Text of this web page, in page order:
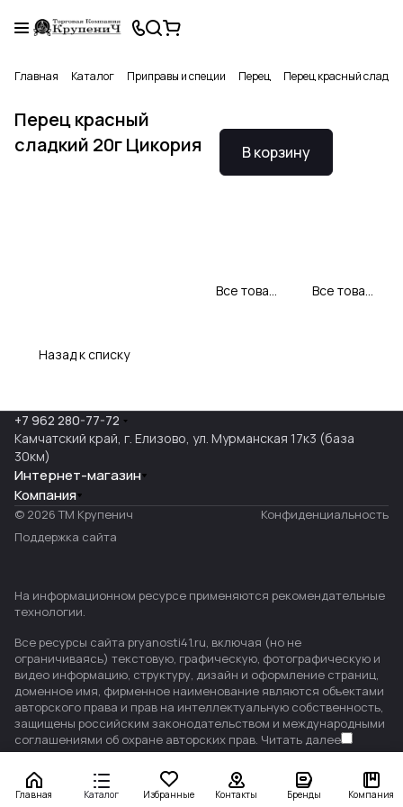
Главная Каталог Приправы и специи Перец Перец красный
Перец красный
сладкий 20г Цикория
В корзину
Все товары CYKORIA S.A. Все товары категории
Назад к списку
Главная Каталог Избранные Контакты Бренды Компания
+7 962 280-77-72
Камчатский край, г. Елизово, ул. Мурманская 17к3 (база
30км)
Интернет-магазин
Компания
© 2026 ТМ Крупенич
Конфиденциальность
Поддержка сайта
На информационном ресурсе применяются рекомендательные
технологии.
Все ресурсы сайта pryanosti41.ru, включая (но не
ограничиваясь) текстовую, графическую, фотографическую и
видео информацию, структуру, дизайн и оформление страниц,
доменное имя, фирменное наименование являются объектами
авторского права и прав на интеллектуальную собственность,
защищены российским законодательством и международными
соглашениями об охране авторских прав. Читать далее